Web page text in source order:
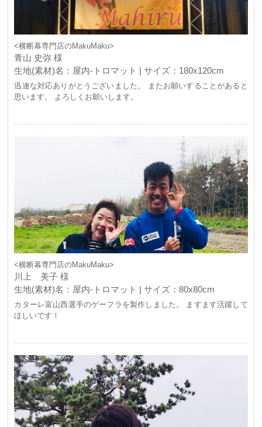
<横断幕専門店のMakuMaku>
青山 史弥 様
生地(素材)名：屋内-トロマット | サイズ：180x120cm
迅速な対応ありがとうございました。 またお願いすることがあると
思います。 よろしくお願いします。
<横断幕専門店のMakuMaku>
川上 美子 様
生地(素材)名：屋内-トロマット | サイズ：80x80cm
カターレ富山西選手のゲーフラを製作しました。 ますます活躍して
ほしいです！